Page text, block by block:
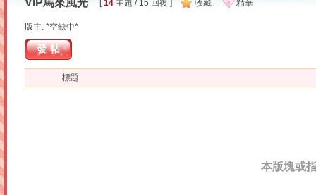
VIP馬來風光 [14 主題 / 15 回復 ] 收藏 精華
版主: *空缺中*
發帖
標題
本版塊或